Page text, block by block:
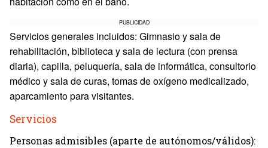
PUBLICIDAD
Servicios generales incluidos: Gimnasio y sala de
rehabilitación, biblioteca y sala de lectura (con prensa
diaria), capilla, peluquería, sala de informática, consultorio
médico y sala de curas, tomas de oxígeno medicalizado,
aparcamiento para visitantes.
Servicios
Personas admisibles (aparte de autónomos/válidos):